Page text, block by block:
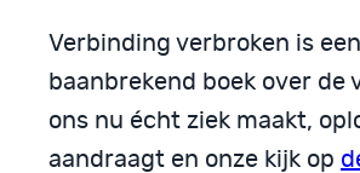
Verbinding verbroken is een
baanbrekend boek over de
ons nu écht ziek maakt,
aandraagt en onze kijk op